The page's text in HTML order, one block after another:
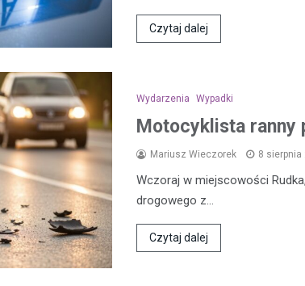
Czytaj dalej
Wydarzenia Wypadki
Motocyklista ranny
Mariusz Wieczorek 8 sierpnia
Wczoraj w miejscowości
drogowego z…
Czytaj dalej